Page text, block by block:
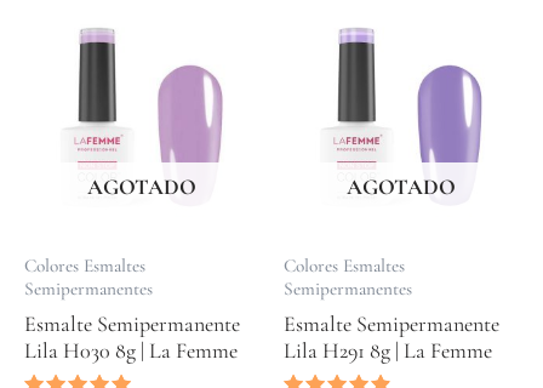
AGOTADO
Colores Esmaltes
Semipermanentes
Esmalte Semipermanente
Lila H030 8g | La Femme
AGOTADO
Colores Esmaltes
Semipermanentes
Esmalte Semipermanente
Lila H291 8g | La Femme